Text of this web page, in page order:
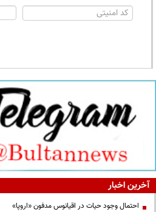
آخرین اخبار
احتمال وجود حیات در اقیانوس مدفون «اروپا»